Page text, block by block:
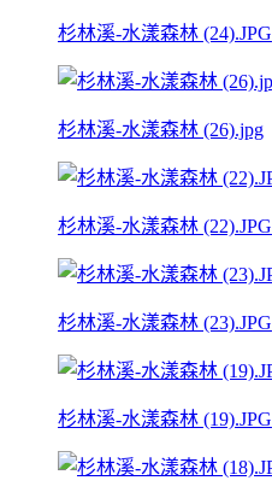
杉林溪-水漾森林 (24).JPG
杉林溪-水漾森林 (26).jpg
杉林溪-水漾森林 (22).JPG
杉林溪-水漾森林 (23).JPG
杉林溪-水漾森林 (19).JPG